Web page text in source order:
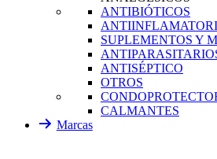
ANTIBIÓTICOS
SUPLEMENTOS Y
ANTISÉPTICO
OTROS
CALMANTES
Marcas